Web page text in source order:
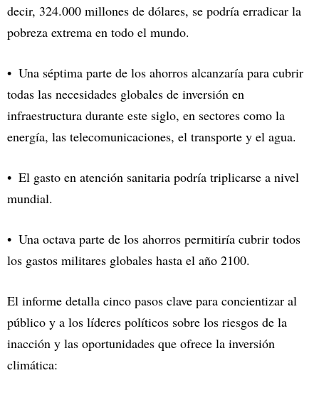
decir, 324.000 millones de dólares, se podría erradicar la
pobreza extrema en todo el mundo.
Una séptima parte de los ahorros alcanzaría para cubrir
todas las necesidades globales de inversión en
infraestructura durante este siglo, en sectores como la
energía, las telecomunicaciones, el transporte y el agua.
El gasto en atención sanitaria podría triplicarse a nivel
mundial.
Una octava parte de los ahorros permitiría cubrir todos
los gastos militares globales hasta el año 2100.
El informe detalla cinco pasos clave para concientizar al
público y a los líderes políticos sobre los riesgos de la
inacción y las oportunidades que ofrece la inversión
climática: